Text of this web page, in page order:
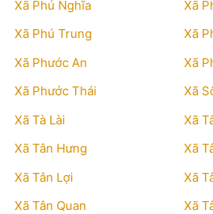
Xã Phú Nghĩa
Xã
Xã Phú Trung
Xã
Xã Phước An
Xã
Xã Phước Thái
Xã
Xã Tà Lài
Xã
Xã Tân Hưng
Xã
Xã Tân Lợi
Xã
Xã Tân Quan
Xã